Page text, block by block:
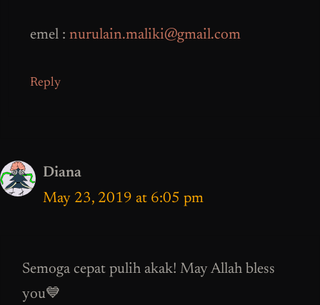
emel : nurulain.maliki@gmail.com
Reply
Diana
May 23, 2019 at 6:05 pm
Semoga cepat pulih akak! May Allah bless
you💙